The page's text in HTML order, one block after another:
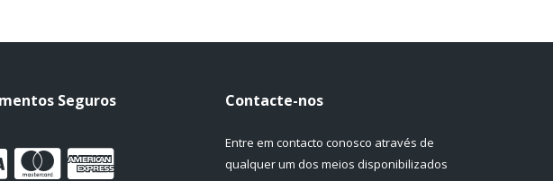
Seguros Contacte-nos
Entre em contacto conosco através de
qualquer um dos meios disponibilizados